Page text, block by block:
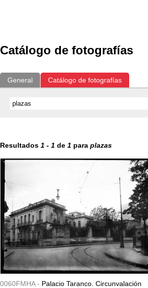
Catálogo de fotografías
General Catálogo de fotografías
Resultados 1 - 1 de 1 para plazas
0060FMHA - Palacio Taranco. Circunvalación